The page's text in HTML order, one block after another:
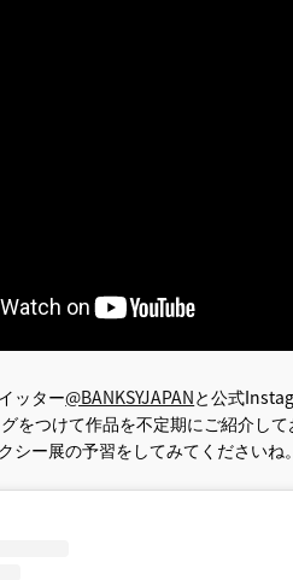
ッター@BANKSYJAPANと公式
をつけて作品を不定期にご紹介して
シー展の予習をしてみてくださいね。